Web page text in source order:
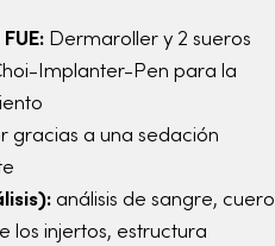
Dermaroller y 2 sueros
Implanter-Pen para la
gracias a una sedación
análisis de sangre, cuero
los injertos, estructura